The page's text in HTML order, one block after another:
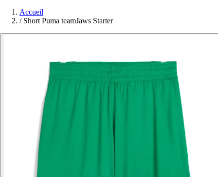
Accueil
/ Short Puma teamJaws Starter